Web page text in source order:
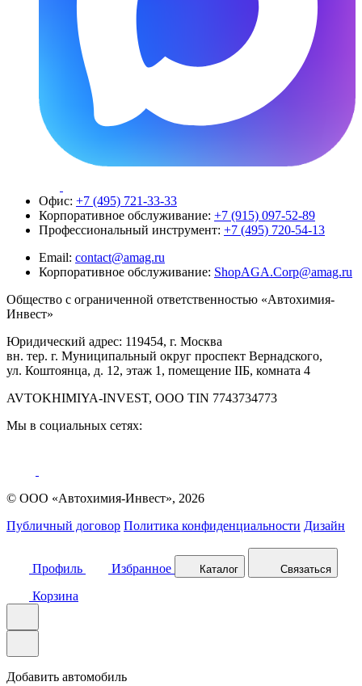
Офис: +7 (495) 721-33-33
Корпоративное обслуживание: +7 (915) 097-52-89
Профессиональный инструмент: +7 (495) 720-54-13
Email: contact@amag.ru
Корпоративное обслуживание: ShopAGA.Corp@amag.ru
Общество с ограниченной ответственностью «Автохимия-
Инвест»
Юридический адрес: 119454, г. Москва
вн. тер. г. Муниципальный округ проспект Вернадского,
ул. Коштоянца, д. 12, этаж 1, помещение IIБ, комната 4
AVTOKHIMIYA-INVEST, OOO TIN 7743734773
Мы в социальных сетях:
© ООО «Автохимия-Инвест», 2026
Публичный договор Политика конфиденциальности Дизайн
Профиль Избранное Каталог Связаться
Корзина
Добавить автомобиль